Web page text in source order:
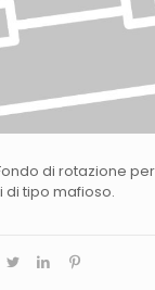
di rotazione
di tipo mafioso.